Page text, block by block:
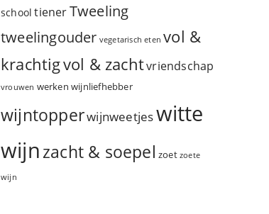
school tienerTweeling
tweelingouder vegetarisch eten vol &
krachtigvol & zachtvriendschap
vrouwen werken wijnliefhebber
wijntopperwijnweetjeswitte
wijnzacht & soepel zoet zoete
wijn